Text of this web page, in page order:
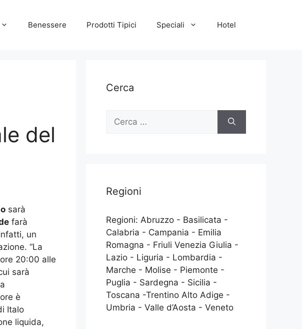
Benessere Prodotti Tipici Speciali Hotel
del
sarà
farà
un
“La
20:00 alle
sarà
è
Italo
liquida,
Cerca
Ricerca
Regioni
Regioni: Abruzzo - Basilicata -
Calabria - Campania - Emilia
Romagna - Friuli Venezia Giulia -
Lazio - Liguria - Lombardia -
Marche - Molise - Piemonte -
Puglia - Sardegna - Sicilia -
Toscana -Trentino Alto Adige -
Umbria - Valle d’Aosta - Veneto